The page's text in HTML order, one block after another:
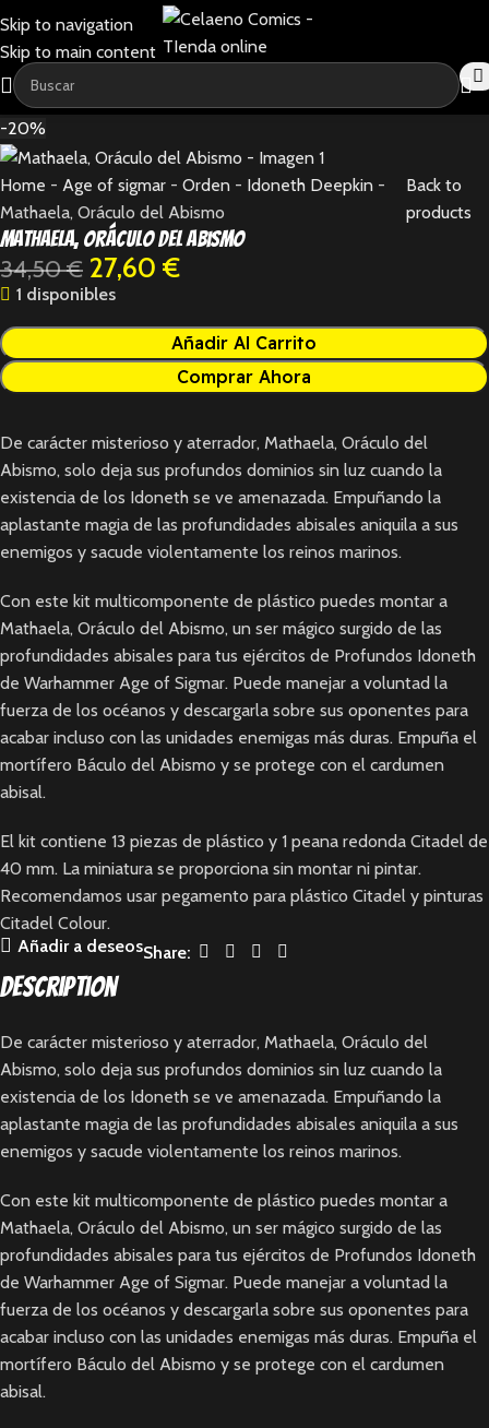
Skip to navigation
Skip to main content
-20%
Home - Age of sigmar - Orden - Idoneth Deepkin -
Mathaela, Oráculo del Abismo
Back to
products
Mathaela, Oráculo del Abismo
34,50€ 27,60 €
1 disponibles
Añadir Al Carrito
Comprar Ahora
De carácter misterioso y aterrador, Mathaela, Oráculo del
Abismo, solo deja sus profundos dominios sin luz cuando la
existencia de los Idoneth se ve amenazada. Empuñando la
aplastante magia de las profundidades abisales aniquila a sus
enemigos y sacude violentamente los reinos marinos.
Con este kit multicomponente de plástico puedes montar a
Mathaela, Oráculo del Abismo, un ser mágico surgido de las
profundidades abisales para tus ejércitos de Profundos Idoneth
de Warhammer Age of Sigmar. Puede manejar a voluntad la
fuerza de los océanos y descargarla sobre sus oponentes para
acabar incluso con las unidades enemigas más duras. Empuña el
mortífero Báculo del Abismo y se protege con el cardumen
abisal.
El kit contiene 13 piezas de plástico y 1 peana redonda Citadel de
40 mm. La miniatura se proporciona sin montar ni pintar.
Recomendamos usar pegamento para plástico Citadel y pinturas
Citadel Colour.
Añadir a deseosShare:
Description
De carácter misterioso y aterrador, Mathaela, Oráculo del
Abismo, solo deja sus profundos dominios sin luz cuando la
existencia de los Idoneth se ve amenazada. Empuñando la
aplastante magia de las profundidades abisales aniquila a sus
enemigos y sacude violentamente los reinos marinos.
Con este kit multicomponente de plástico puedes montar a
Mathaela, Oráculo del Abismo, un ser mágico surgido de las
profundidades abisales para tus ejércitos de Profundos Idoneth
de Warhammer Age of Sigmar. Puede manejar a voluntad la
fuerza de los océanos y descargarla sobre sus oponentes para
acabar incluso con las unidades enemigas más duras. Empuña el
mortífero Báculo del Abismo y se protege con el cardumen
abisal.